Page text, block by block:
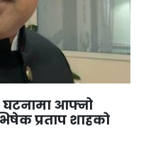
घटनामा आफ्नो
प्रताप शाहको